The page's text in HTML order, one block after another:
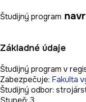
Študijný program
Základné údaje
Študijný program v
Zabezpečuje: Fakulta
Študijný odbor: